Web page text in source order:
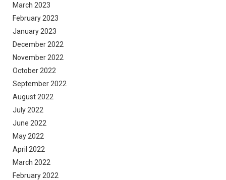
March 2023
February 2023
January 2023
December 2022
November 2022
October 2022
September 2022
August 2022
July 2022
June 2022
May 2022
April 2022
March 2022
February 2022